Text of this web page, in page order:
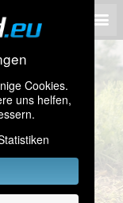
Cookies.
uns helfen,